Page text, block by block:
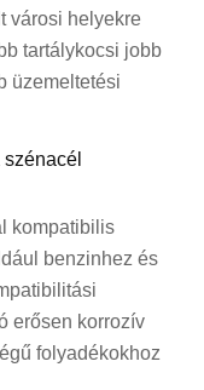
városi helyekre
tartálykocsi jobb
üzemeltetési
kompatibilis
benzinhez és
erősen korrozív
folyadékokhoz